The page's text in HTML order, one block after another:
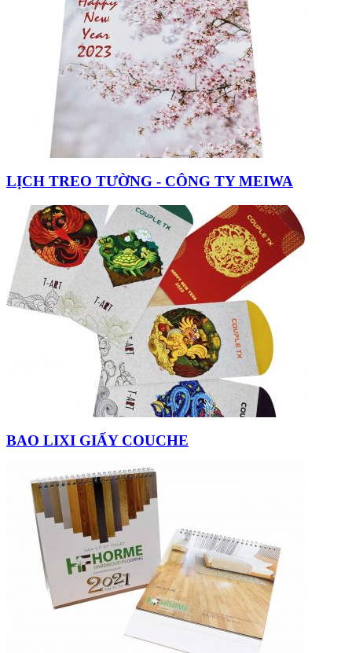
LỊCH TREO TƯỜNG - CÔNG TY MEIWA
BAO LIXI GIẤY COUCHE